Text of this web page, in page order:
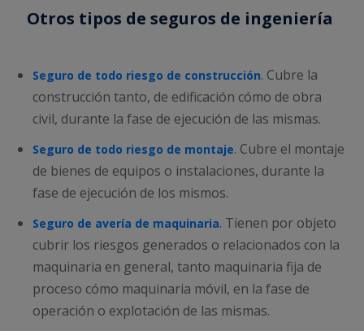
Otros tipos de seguros de ingeniería
Seguro de todo riesgo de construcción. Cubre la
construcción tanto, de edificación cómo de obra
civil, durante la fase de ejecución de las mismas.
Seguro de todo riesgo de montaje. Cubre el montaje
de bienes de equipos o instalaciones, durante la
fase de ejecución de los mismos.
Seguro de avería de maquinaria. Tienen por objeto
cubrir los riesgos generados o relacionados con la
maquinaria en general, tanto maquinaria fija de
proceso cómo maquinaria móvil, en la fase de
operación o explotación de las mismas.